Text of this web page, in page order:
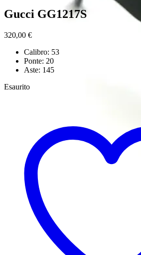
Gucci GG1217S
320,00 €
Calibro: 53
Ponte: 20
Aste: 145
Esaurito